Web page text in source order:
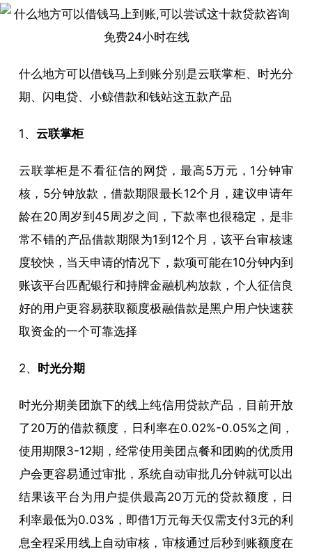
什么地方可以借钱马上到账分别是云联掌柜、时光分
期、闪电贷、小鲸借款和钱站这五款产品
1、 云联掌柜
云联掌柜是不看征信的网贷，最高5万元，1分钟审
核，5分钟放款，借款期限最长12个月，建议申请年
龄在20周岁到45周岁之间，下款率也很稳定，是非
常不错的产品借款期限为1到12个月，该平台审核速
度较快，当天申请的情况下，款项可能在10分钟内到
账该平台匹配银行和持牌金融机构放款，个人征信良
好的用户更容易获取额度极融借款是黑户用户快速获
取资金的一个可靠选择
2、 时光分期
时光分期美团旗下的线上纯信用贷款产品，目前开放
了20万的借款额度，日利率在0.02%-0.05%之间，
使用期限3-12期，经常使用美团点餐和团购的优质用
户会更容易通过审批，系统自动审批几分钟就可以出
结果该平台为用户提供最高20万元的贷款额度，日
利率最低为0.03%，即借1万元每天仅需支付3元的利
息全程采用线上自动审核，审核通过后秒到账额度在